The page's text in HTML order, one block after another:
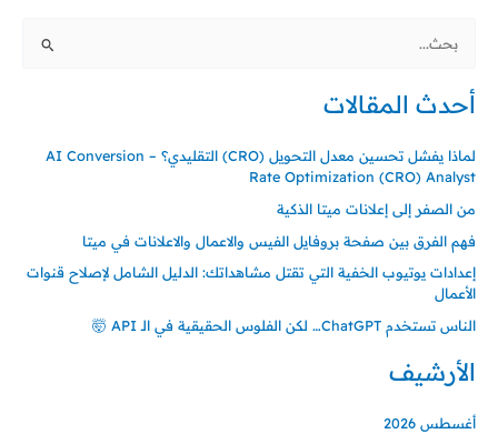
البحث
أحدث المقالات
لماذا يفشل تحسين معدل التحويل (CRO) التقليدي؟ – AI Conversion
Rate Optimization (CRO) Analyst
من الصفر إلى إعلانات ميتا الذكية
فهم الفرق بين صفحة بروفايل الفيس والاعمال والاعلانات في ميتا
إعدادات يوتيوب الخفية التي تقتل مشاهداتك: الدليل الشامل لإصلاح قنوات
الأعمال
الناس تستخدم ChatGPT… لكن الفلوس الحقيقية في الـ API 🤯
الأرشيف
أغسطس 2026